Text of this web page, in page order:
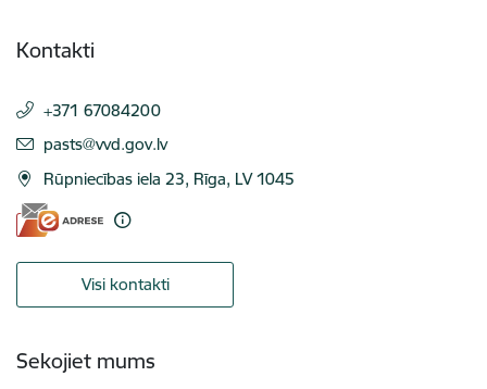
Kontakti
+371 67084200
E-pasts:
pasts@vvd.gov.lv
Rūpniecības iela 23, Rīga, LV 1045
Visi kontakti
Sekojiet mums